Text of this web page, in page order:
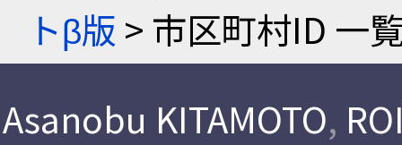
トβ版 > 市区町村ID 一
Asanobu KITAMOTO,